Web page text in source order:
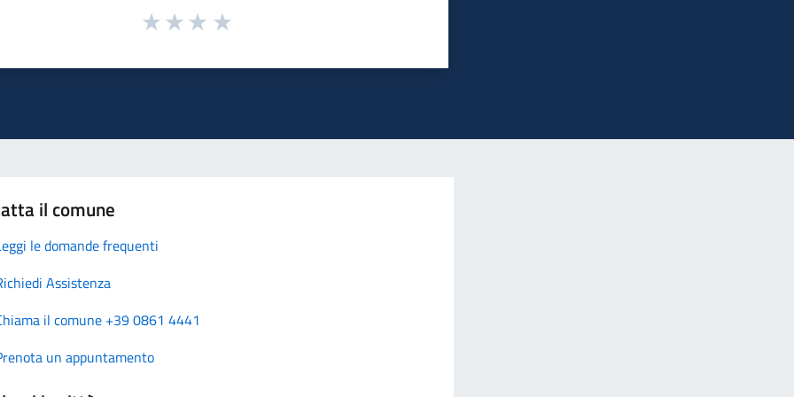
il comune
le domande frequenti
Assistenza
il comune +39 0861 4441
un appuntamento